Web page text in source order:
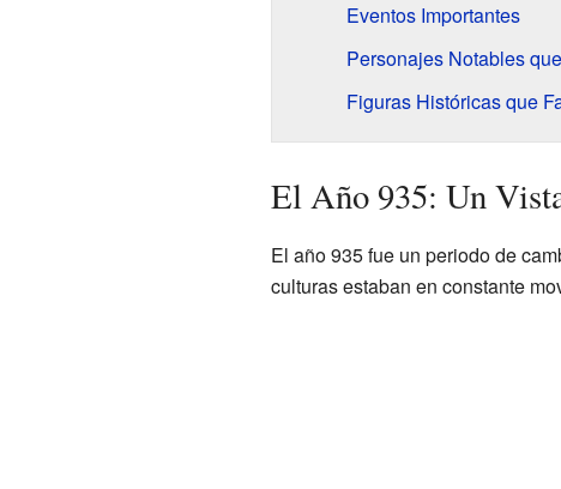
Eventos Importantes
Personajes Notables
Figuras Históricas que
El Año 935: Un
El año 935 fue un periodo de
culturas estaban en constante